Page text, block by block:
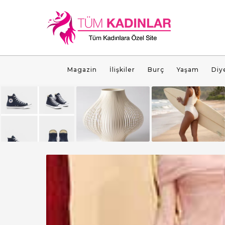
Magazin İlişkiler Burç Yaşam